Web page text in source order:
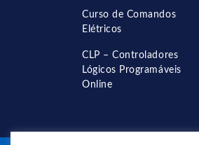
Curso de Comandos
Elétricos
CLP – Controladores
Lógicos Programáveis
Online